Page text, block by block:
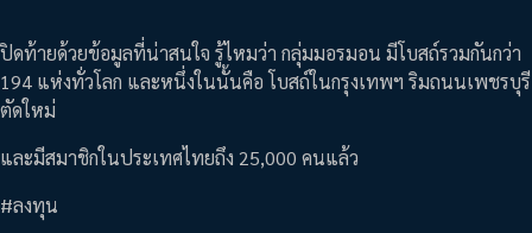
ปิดท้ายด้วยข้อมูลที่น่าสนใจ รู้ไหมว่า กลุ่มมอรมอน มีโบสถ์รวมกันกว่า
194 แห่งทั่วโลก และหนึ่งในนั้นคือ โบสถ์ในกรุงเทพฯ ริมถนนเพชรบุรี
ตัดใหม่
และมีสมาชิกในประเทศไทยถึง 25,000 คนแล้ว
#ลงทุน